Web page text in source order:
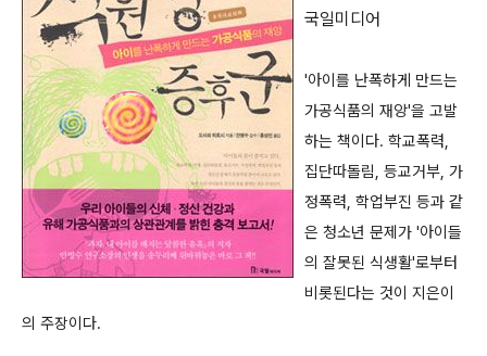
국일미디어
'아이를 난폭하게 만드는
가공식품의 재앙'을 고발
하는 책이다. 학교폭력,
집단따돌림, 등교거부, 가
정폭력, 학업부진 등과 같
은 청소년 문제가 '아이들
의 잘못된 식생활'로부터
비롯된다는 것이 지은이
의 주장이다.